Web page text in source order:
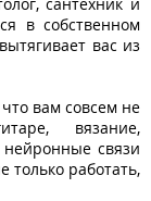
в собственном
вас из
вам совсем не
вязание,
связи
только работать,